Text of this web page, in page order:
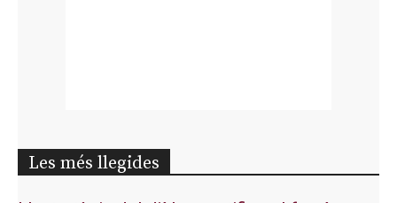
Les més llegides